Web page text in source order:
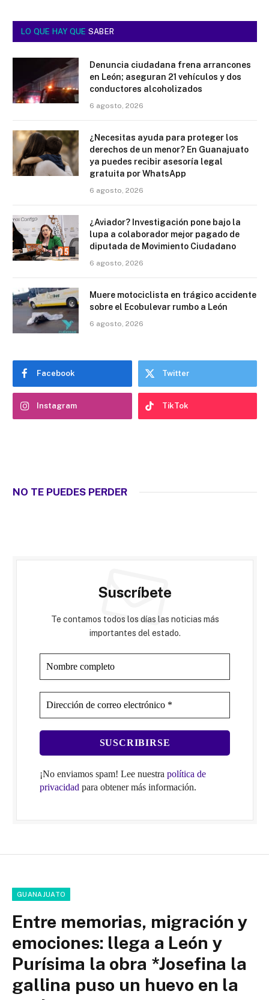
LO QUE HAY QUE SABER
Denuncia ciudadana frena arrancones
en León; aseguran 21 vehículos y dos
conductores alcoholizados
6 agosto, 2026
¿Necesitas ayuda para proteger los
derechos de un menor? En Guanajuato
ya puedes recibir asesoría legal
gratuita por WhatsApp
6 agosto, 2026
¿Aviador? Investigación pone bajo la
lupa a colaborador mejor pagado de
diputada de Movimiento Ciudadano
6 agosto, 2026
Muere motociclista en trágico accidente
sobre el Ecobulevar rumbo a León
6 agosto, 2026
Facebook Twitter
Instagram TikTok
NO TE PUEDES PERDER
Suscríbete
Te contamos todos los días las noticias más
importantes del estado.
¡No enviamos spam! Lee nuestra política de
privacidad para obtener más información.
GUANAJUATO
Entre memorias, migración y
emociones: llega a León y
Purísima la obra *Josefina la
gallina puso un huevo en la